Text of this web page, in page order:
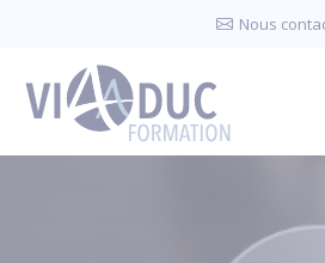
Nous
Panneau de gestion des cookies